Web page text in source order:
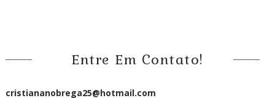
Entre Em Contato!
cristiananobrega25@hotmail.com